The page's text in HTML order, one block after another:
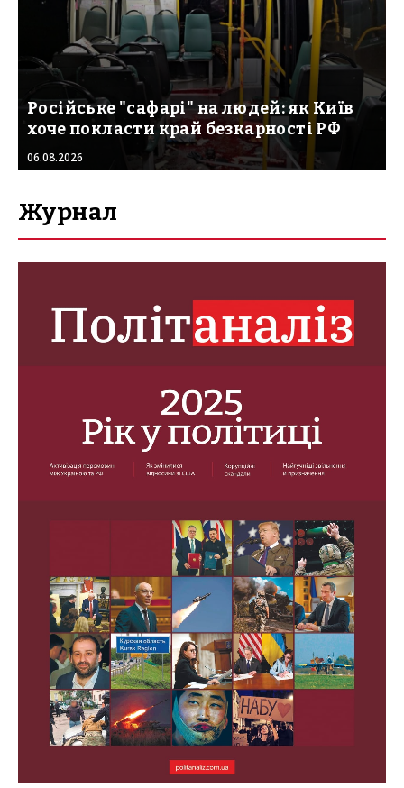
Російське "сафарі" на людей: як Київ
хоче покласти край безкарності РФ
06.08.2026
Журнал